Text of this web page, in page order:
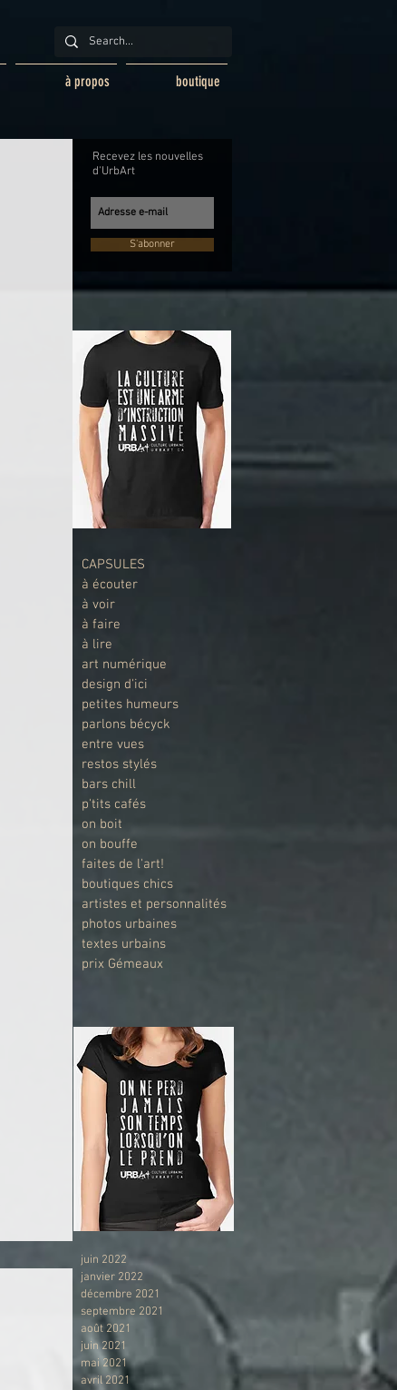
à propos boutique
Recevez les nouvelles
d'UrbArt
S'abonner
CAPSULES
à écouter
à voir
à faire
à lire
art numérique
design d'ici
petites humeurs
parlons bécyck
entre vues
restos stylés
bars chill
p'tits cafés
on boit
on bouffe
faites de l'art!
boutiques chics
artistes et personnalités
photos urbaines
textes urbains
prix Gémeaux
juin 2022
janvier 2022
décembre 2021
septembre 2021
août 2021
juin 2021
mai 2021
avril 2021